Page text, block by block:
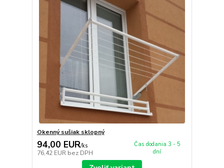
Okenný sušiak sklopný
94,00 EUR/ks
76,42 EUR bez DPH
Čas dodania 3 - 5
dní